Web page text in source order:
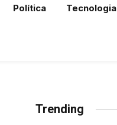
Política Tecnologia
Trending